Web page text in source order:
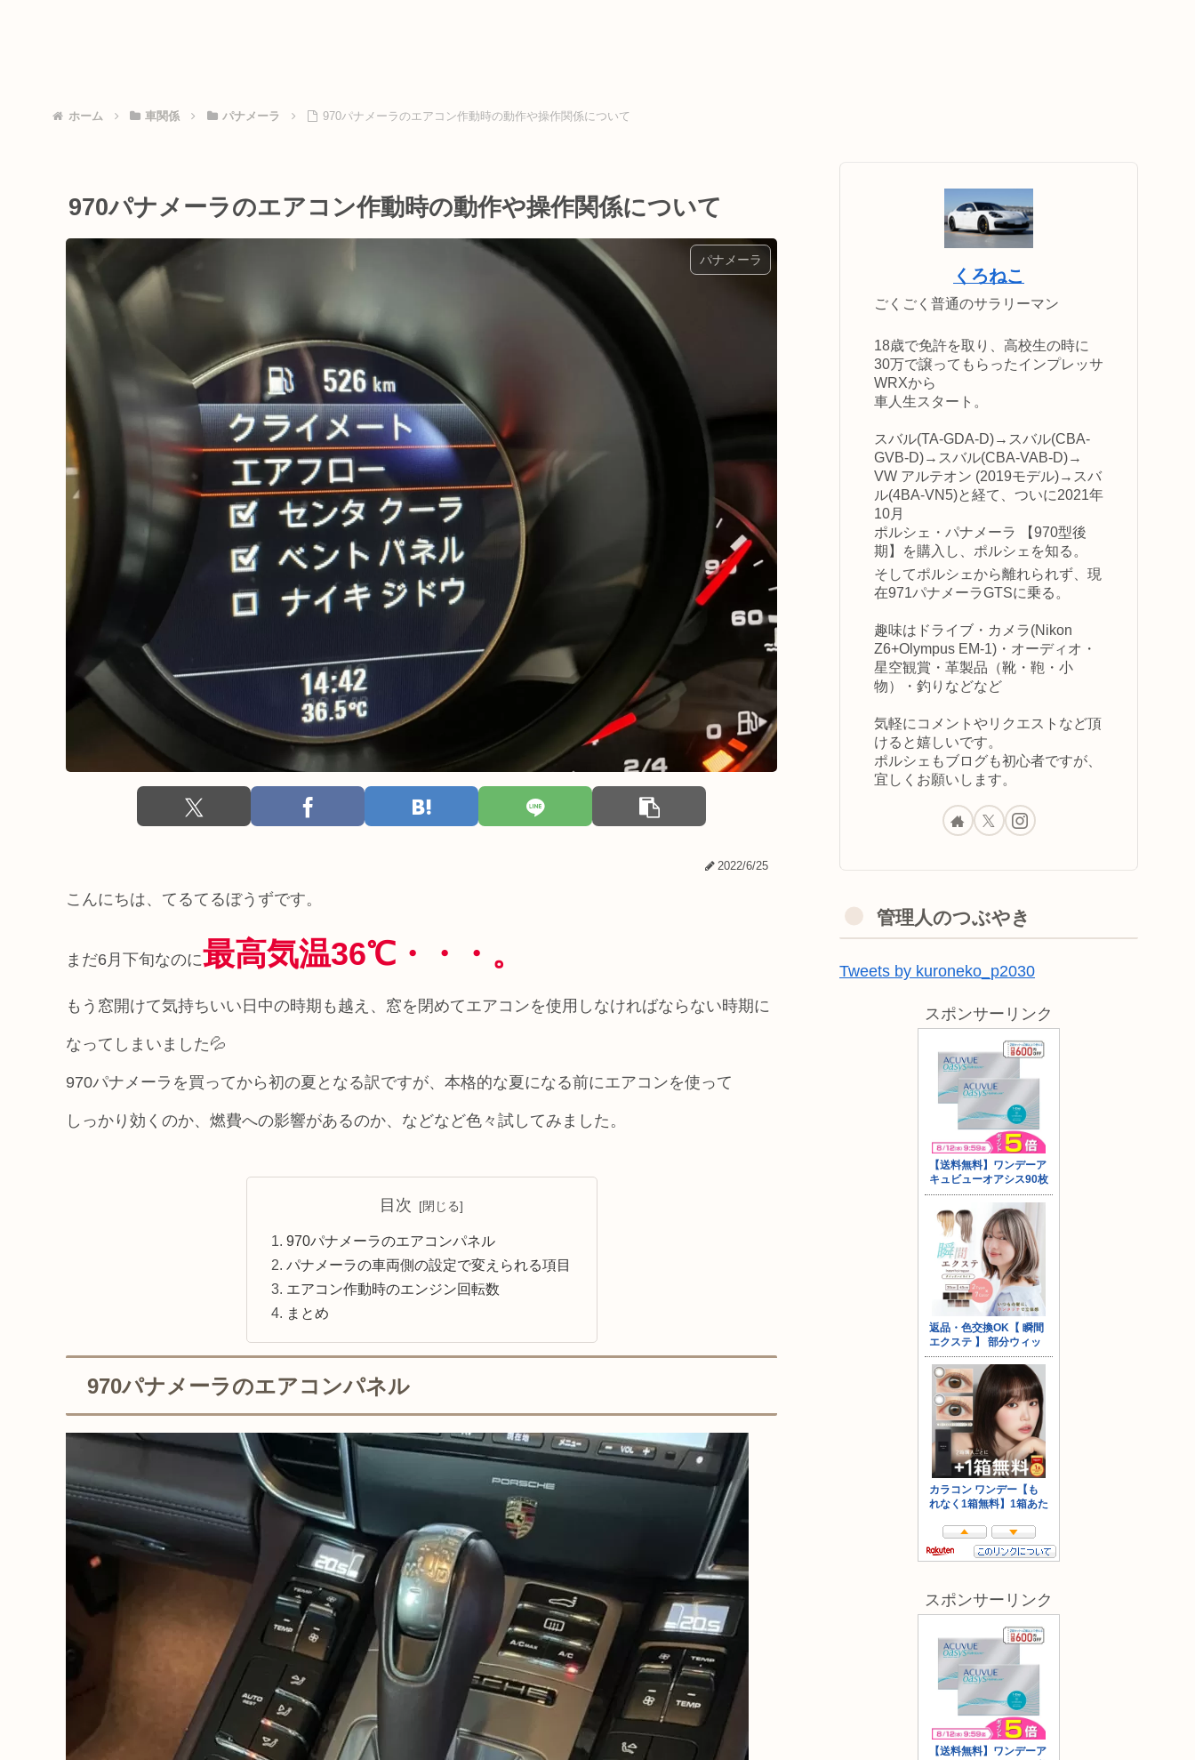
ホーム 車関係 パナメーラ 970パナメーラのエアコン作動時の動作や操作関係について
970パナメーラのエアコン作動時の動作や操作関係について
パナメーラ
2022/6/25
こんにちは、てるてるぼうずです。
まだ6月下旬なのに最高気温36℃・・・。
もう窓開けて気持ちいい日中の時期も越え、窓を閉めてエアコンを使用しなければならない時期に
なってしまいました💦
970パナメーラを買ってから初の夏となる訳ですが、本格的な夏になる前にエアコンを使って
しっかり効くのか、燃費への影響があるのか、などなど色々試してみました。
目次
970パナメーラのエアコンパネル
パナメーラの車両側の設定で変えられる項目
エアコン作動時のエンジン回転数
まとめ
970パナメーラのエアコンパネル
くろねこ
ごくごく普通のサラリーマン
18歳で免許を取り、高校生の時に
30万で譲ってもらったインプレッサ
WRXから
車人生スタート。
スバル(TA-GDA-D)→スバル(CBA-
GVB-D)→スバル(CBA-VAB-D)→
VW アルテオン (2019モデル)→スバ
ル(4BA-VN5)と経て、ついに2021年
10月
ポルシェ・パナメーラ 【970型後
期】を購入し、ポルシェを知る。
そしてポルシェから離れられず、現
在971パナメーラGTSに乗る。
趣味はドライブ・カメラ(Nikon
Z6+Olympus EM-1)・オーディオ・
星空観賞・革製品（靴・鞄・小
物）・釣りなどなど
気軽にコメントやリクエストなど頂
けると嬉しいです。
ポルシェもブログも初心者ですが、
宜しくお願いします。
管理人のつぶやき
Tweets by kuroneko_p2030
スポンサーリンク
スポンサーリンク